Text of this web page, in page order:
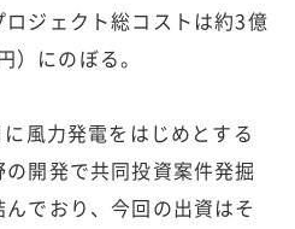
ジェクト総コストは約3億
にのぼる。
風力発電をはじめとする
開発で共同投資案件発掘
でおり、今回の出資はそ